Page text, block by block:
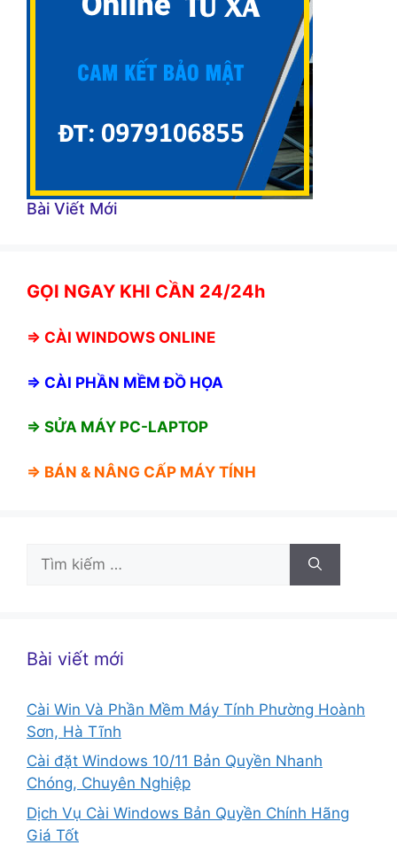
Bài Viết Mới
GỌI NGAY KHI CẦN 24/24h
⇒ CÀI WINDOWS ONLINE
⇒ CÀI PHẦN MỀM ĐỒ HỌA
⇒ SỬA MÁY PC-LAPTOP
⇒ BÁN & NÂNG CẤP MÁY TÍNH
Tìm
kiếm
Bài viết mới
Cài Win Và Phần Mềm Máy Tính Phường Hoành
Sơn, Hà Tĩnh
Cài đặt Windows 10/11 Bản Quyền Nhanh
Chóng, Chuyên Nghiệp
Dịch Vụ Cài Windows Bản Quyền Chính Hãng
Giá Tốt